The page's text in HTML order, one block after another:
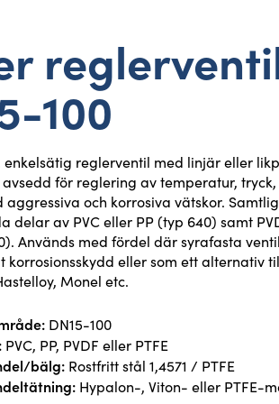
100
reglerventil med linjär eller
för reglering av temperatur,
aggressiva och korrosiva vätskor.
delar av PVC eller PP (typ 640) samt
Används med fördel där syrafasta
korrosionsskydd eller som ett alternativ
Monel etc.
DN15-100
PVC, PP, PVDF eller PTFE
bälg:Rostfritt stål 1,4571 / PTFE
Hypalon-, Viton- eller PTFE-